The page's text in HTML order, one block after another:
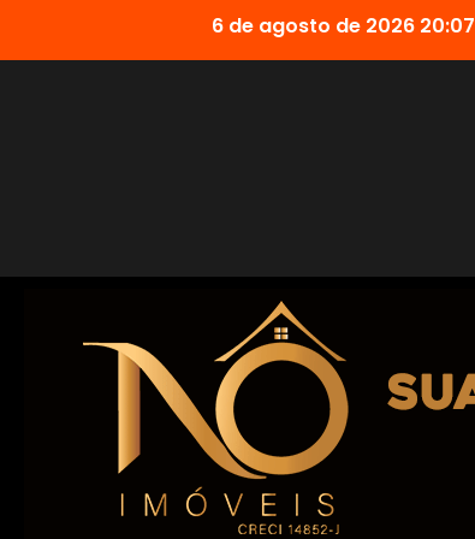
6 de agosto de 2026 20:07